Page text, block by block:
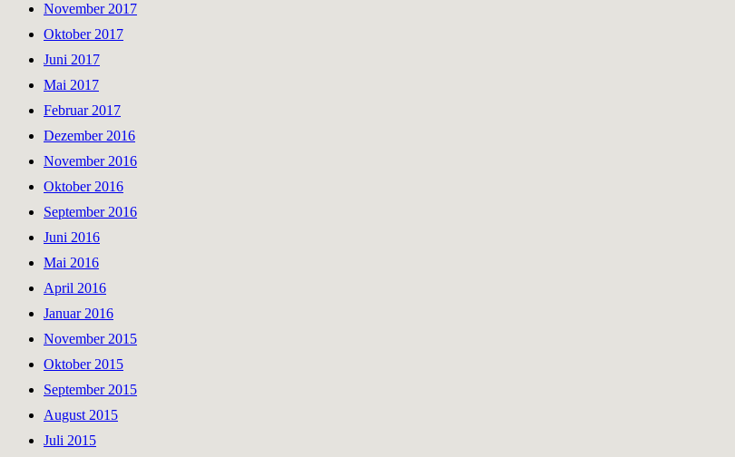
November 2017
Oktober 2017
Juni 2017
Mai 2017
Februar 2017
Dezember 2016
November 2016
Oktober 2016
September 2016
Juni 2016
Mai 2016
April 2016
Januar 2016
November 2015
Oktober 2015
September 2015
August 2015
Juli 2015